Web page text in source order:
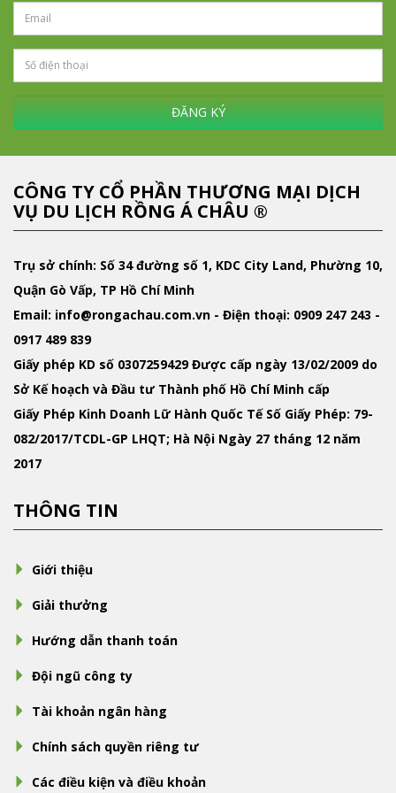
ĐĂNG KÝ
CÔNG TY CỔ PHẦN THƯƠNG MẠI DỊCH
VỤ DU LỊCH RỒNG Á CHÂU ®
Trụ sở chính: Số 34 đường số 1, KDC City Land, Phường 10,
Quận Gò Vấp, TP Hồ Chí Minh
Email: info@rongachau.com.vn - Điện thoại: 0909 247 243 -
0917 489 839
Giấy phép KD số 0307259429 Được cấp ngày 13/02/2009 do
Sở Kế hoạch và Đầu tư Thành phố Hồ Chí Minh cấp
Giấy Phép Kinh Doanh Lữ Hành Quốc TếSố Giấy Phép: 79-
082/2017/TCDL-GP LHQT; Hà Nội Ngày 27 tháng 12 năm
2017
THÔNG TIN
Giới thiệu
Giải thưởng
Hướng dẫn thanh toán
Đội ngũ công ty
Tài khoản ngân hàng
Chính sách quyền riêng tư
Các điều kiện và điều khoản